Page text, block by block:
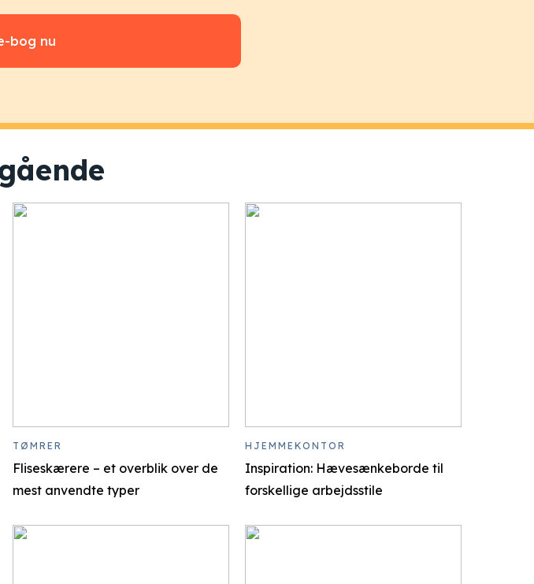
bog nu
Fliseskærere – et overblik over de
mest anvendte typer
TØMRER
Inspiration: Hævesænkeborde til
forskellige arbejdsstile
HJEMMEKONTOR